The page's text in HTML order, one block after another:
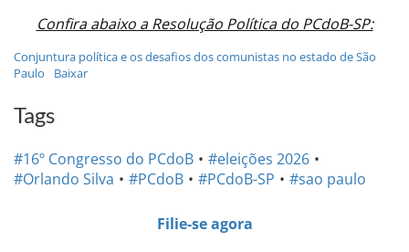
Confira abaixo a Resolução Política do PCdoB-SP:
Conjuntura política e os desafios dos comunistas no estado de São
Paulo
Baixar
Tags
#16º Congresso do PCdoB
#eleições 2026
#Orlando Silva
#PCdoB #PCdoB-SP #sao paulo
Filie-se agora